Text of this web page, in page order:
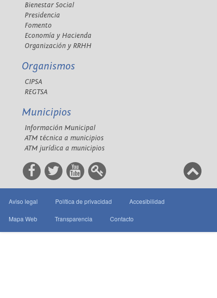
Bienestar Social
Presidencia
Fomento
Economía y Hacienda
Organización y RRHH
Organismos
CIPSA
REGTSA
Municipios
Información Municipal
ATM técnica a municipios
ATM jurídica a municipios
Aviso legal Política de privacidad Accesibilidad
Mapa Web Transparencia Contacto